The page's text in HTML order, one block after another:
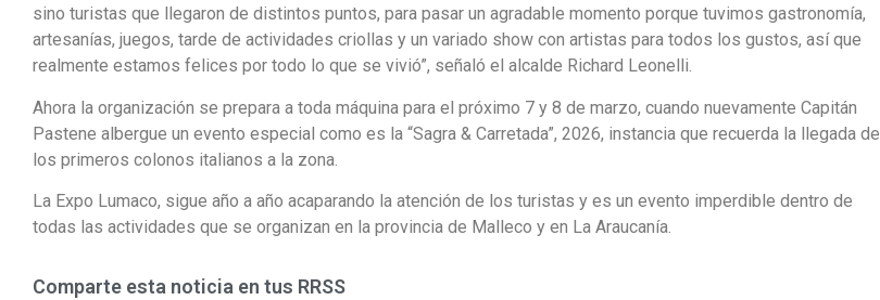
sino turistas que llegaron de distintos puntos, para pasar un agradable momento porque tuvimos gastronomía,
artesanías, juegos, tarde de actividades criollas y un variado show con artistas para todos los gustos, así que
realmente estamos felices por todo lo que se vivió”, señaló el alcalde Richard Leonelli.
Ahora la organización se prepara a toda máquina para el próximo 7 y 8 de marzo, cuando nuevamente Capitán
Pastene albergue un evento especial como es la “Sagra & Carretada”, 2026, instancia que recuerda la llegada de
los primeros colonos italianos a la zona.
La Expo Lumaco, sigue año a año acaparando la atención de los turistas y es un evento imperdible dentro de
todas las actividades que se organizan en la provincia de Malleco y en La Araucanía.
Comparte esta noticia en tus RRSS